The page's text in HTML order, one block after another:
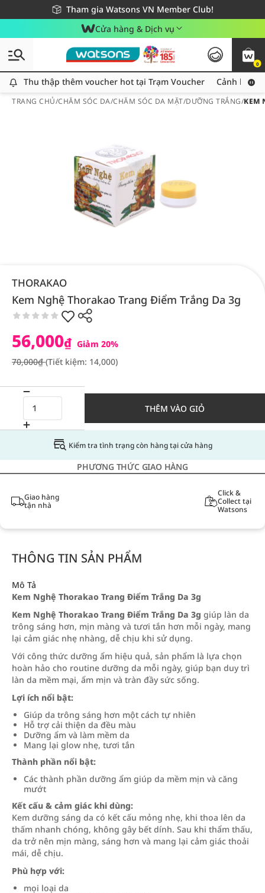
Tham gia Watsons VN Member Club!
Miễn phí giao hàng cho đơn hàng từ 249,000Đ
Giao hàng nhanh 24h - Áp dụng khu vực TP. Hồ Chí Minh
Cửa hàng & Dịch vụ
0
Thu thập thêm voucher hot tại Trạm Voucher
Thu thập thêm voucher hot tại Trạm Voucher Cảnh báo
TRANG CHỦ/CHĂM SÓC DA/CHĂM SÓC DA MẶT/DƯỠNG TRẮNG/KEM
THORAKAO
Kem Nghệ Thorakao Trang Điểm Trắng Da 3g
56,000₫ Giảm 20%
70,000₫(Tiết kiệm: 14,000)
THÊM VÀO GIỎ
Kiểm tra tình trạng còn hàng tại cửa hàng
PHƯƠNG THỨC GIAO HÀNG
Giao hàng
tận nhà
Click &
Collect tại
Watsons
THÔNG TIN SẢN PHẨM
Mô Tả
Kem Nghệ Thorakao Trang Điểm Trắng Da 3g
Kem Nghệ Thorakao Trang Điểm Trắng Da 3g giúp làn da
trông sáng hơn, mịn màng và tươi tắn hơn mỗi ngày, mang
lại cảm giác nhẹ nhàng, dễ chịu khi sử dụng.
Với công thức dưỡng ẩm hiệu quả, sản phẩm là lựa chọn
hoàn hảo cho routine dưỡng da mỗi ngày, giúp bạn duy trì
làn da mềm mại, ẩm mịn và tràn đầy sức sống.
Lợi ích nổi bật:
Giúp da trông sáng hơn một cách tự nhiên
Hỗ trợ cải thiện da đều màu
Dưỡng ẩm và làm mềm da
Mang lại glow nhẹ, tươi tắn
Thành phần nổi bật:
Các thành phần dưỡng ẩm giúp da mềm mịn và căng
mướt
Kết cấu & cảm giác khi dùng:
Kem dưỡng sáng da có kết cấu mỏng nhẹ, khi thoa lên da
thấm nhanh chóng, không gây bết dính. Sau khi thẩm thấu,
da trở nên mịn màng, sáng hơn và mang lại cảm giác thoải
mái, dễ chịu.
Phù hợp với:
mọi loại da